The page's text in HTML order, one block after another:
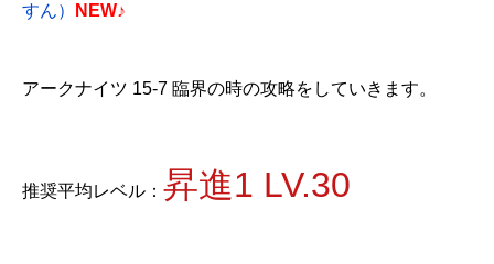
すん） NEW♪
アークナイツ 15-7 臨界の時の攻略をしていきます。
推奨平均レベル： 昇進1 LV.30